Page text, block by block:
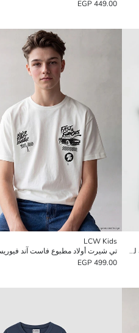
449.00 EGP
قميص داخلي بدون أكمام مطبوع بياقة دائرية للأولاد
LCW Kids
499.00 EGP